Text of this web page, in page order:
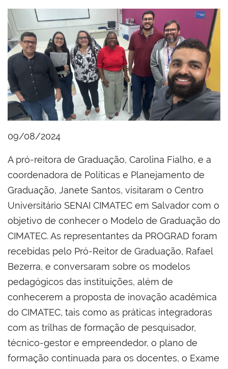
09/08/2024
A pró-reitora de Graduação, Carolina Fialho, e a
coordenadora de Políticas e Planejamento de
Graduação, Janete Santos, visitaram o Centro
Universitário SENAI CIMATEC em Salvador com o
objetivo de conhecer o Modelo de Graduação do
CIMATEC. As representantes da PROGRAD foram
recebidas pelo Pró-Reitor de Graduação, Rafael
Bezerra, e conversaram sobre os modelos
pedagógicos das instituições, além de
conhecerem a proposta de inovação acadêmica
do CIMATEC, tais como as práticas integradoras
com as trilhas de formação de pesquisador,
técnico-gestor e empreendedor, o plano de
formação continuada para os docentes, o Exame